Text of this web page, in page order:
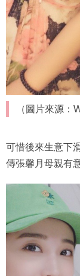
（圖片來源：
可惜後來生意下
傳張馨月母親有